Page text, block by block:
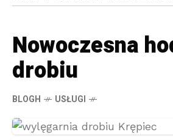
Nowoczesna
drobiu
BLOGH USŁUGI